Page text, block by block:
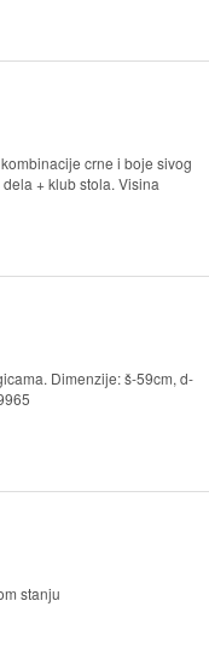
crne i boje sivog
+ klub stola. Visina
Dimenzije: š-59cm, d-
stanju